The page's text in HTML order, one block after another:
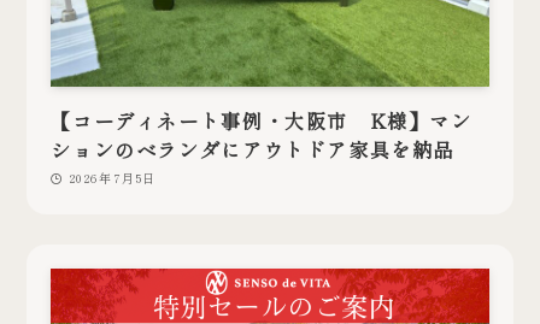
【コーディネート事例・大阪市 K様】マン
ションのベランダにアウトドア家具を納品
2026年7月5日